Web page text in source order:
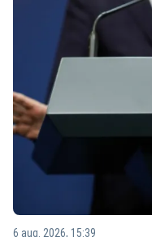
6 aug. 2026, 15:39